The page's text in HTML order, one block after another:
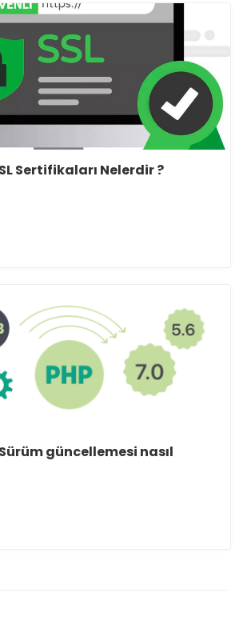
Sertifikaları Nelerdir ?
güncellemesi nasıl